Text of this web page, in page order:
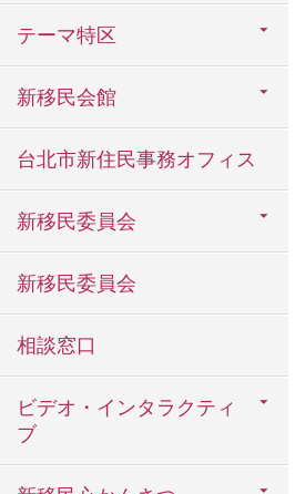
テーマ特区
新移民会館
台北市新住民事務オフィス
新移民委員会
新移民委員会
相談窓口
ビデオ・インタラクティ
ブ